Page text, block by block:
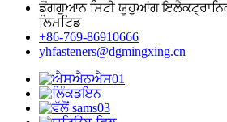
ਡੋਂਗਗੁਆਨ ਸਿਟੀ ਯੂਹੁਆਂਗ
ਲਿਮਟਿਡ
+86-769-86910666
yhfasteners@dgmingxing.cn